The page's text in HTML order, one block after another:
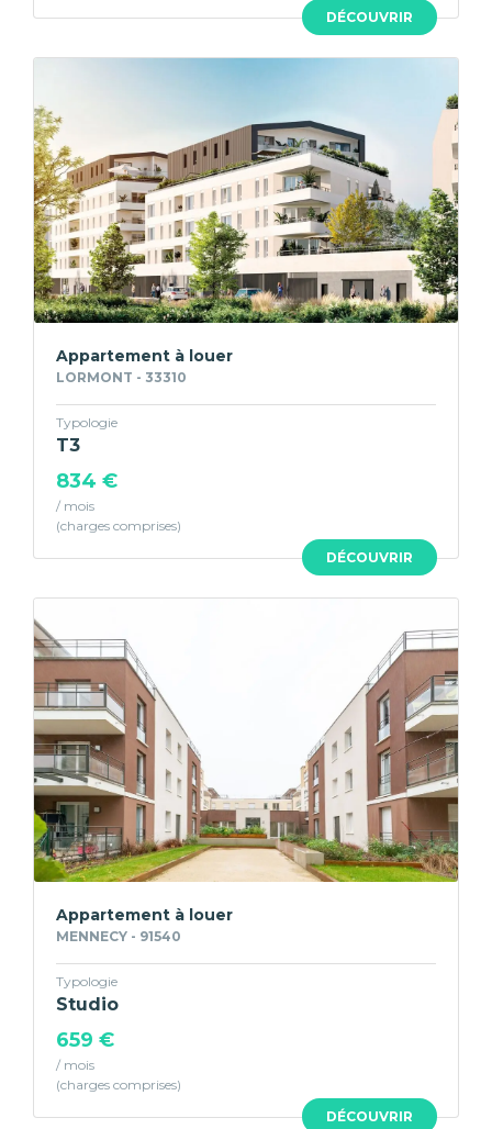
DÉCOUVRIR
DÉCOUVRIR
Appartement à louer
LORMONT - 33310
Typologie
T3
834 €
/ mois
DÉCOUVRIR
Appartement à louer
MENNECY - 91540
Typologie
Studio
659 €
/ mois